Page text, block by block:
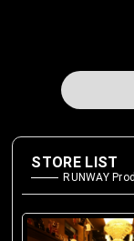
STORE LIST
RUNWAY